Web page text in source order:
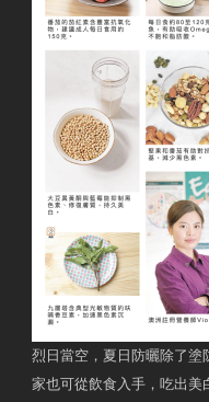
烈日當空，夏日防曬除了塗
家也可從飲食入手，吃出美